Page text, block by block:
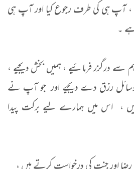
، آپ ہی کی طرف رجوع کیا اور آپ ہی
۔
درگزر فرمائیے ، ہمیں بخش دیجیے ،
وسائل رزق دے دیجیے اور جو آپ نے
، اس میں ہمارے لیے برکت پیدا